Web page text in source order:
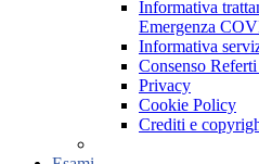
Informativa
Emergenza
Informativa
Consenso
Privacy
Cookie Policy
Crediti e